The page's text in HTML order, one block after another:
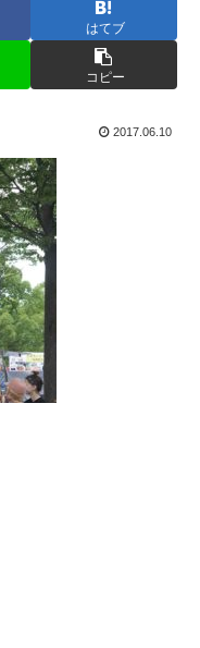
はてブ
コピー
2017.06.10